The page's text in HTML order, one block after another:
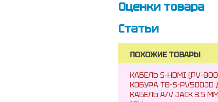
Оценки товара
Статьи
ПОХОЖИЕ ТОВАРЫ
КАБЕЛЬ S-HDMI (PV-
КОБУРА TB-S-PV500JD
КАБЕЛЬ A/V JACK 3.5